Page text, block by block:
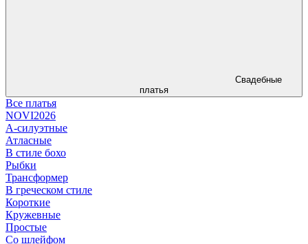
Свадебные
платья
Все платья
NOVI2026
А-силуэтные
Атласные
В стиле бохо
Рыбки
Трансформер
В греческом стиле
Короткие
Кружевные
Простые
Со шлейфом